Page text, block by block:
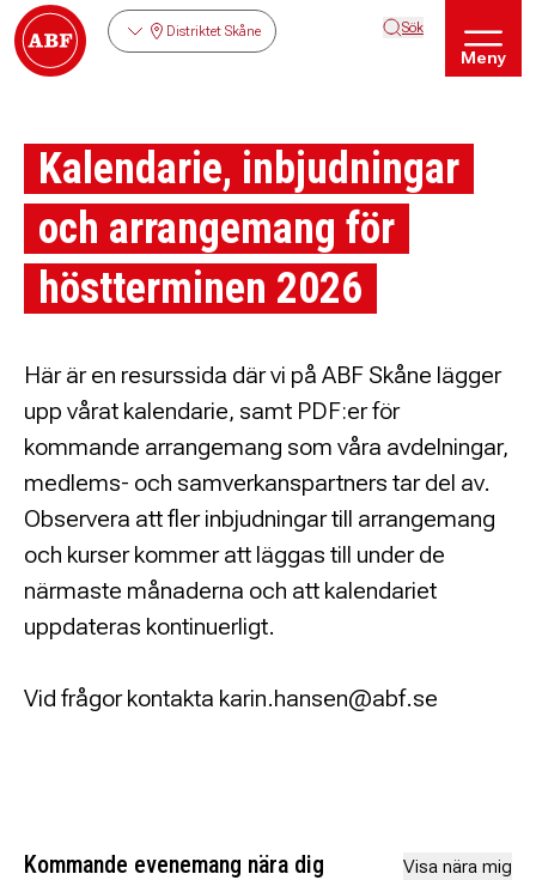
Distriktet Skåne Sök
Meny
Kalendarie, inbjudningar
och arrangemang för
höstterminen 2026
Här är en resurssida där vi på ABF Skåne lägger
upp vårat kalendarie, samt PDF:er för
kommande arrangemang som våra avdelningar,
medlems- och samverkanspartners tar del av.
Observera att fler inbjudningar till arrangemang
och kurser kommer att läggas till under de
närmaste månaderna och att kalendariet
uppdateras kontinuerligt.
Vid frågor kontakta karin.hansen@abf.se
Kommande evenemang nära dig Visa nära mig